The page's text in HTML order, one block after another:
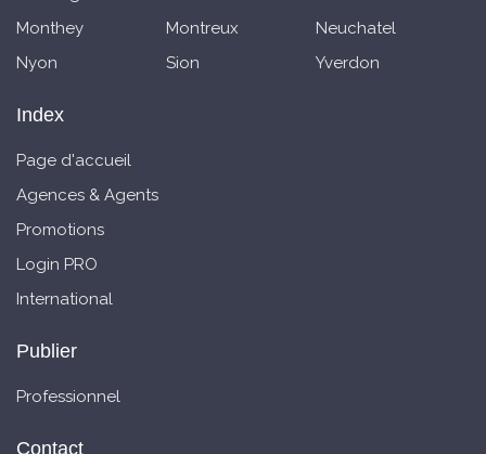
Monthey
Montreux
Neuchatel
Nyon
Sion Yverdon
Index
Page d'accueil
Agences & Agents
Promotions
Login PRO
International
Publier
Professionnel
Contact